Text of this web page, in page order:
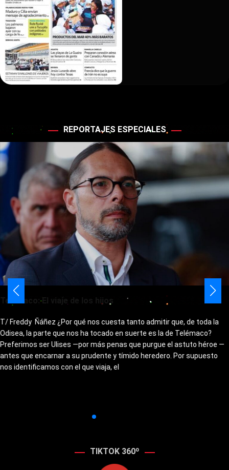
REPORTAJES ESPECIALES
Telémaco: El viaje de los hijos
T/ Freddy Ñáñez ¿Por qué nos cuesta tanto admitir que, de toda la
Odisea, la parte que nos ha tocado en suerte es la de Telémaco?
Preferimos ser Ulises —por más penas que purgue el astuto héroe —
antes que encarnar a su prudente y tímido heredero. Por supuesto
nos identificamos con el que viaja, el
TIKTOK 360º